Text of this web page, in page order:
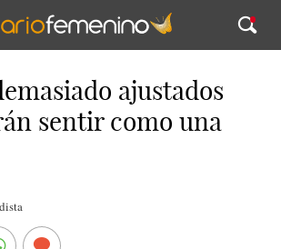
ajustados
sentir como una